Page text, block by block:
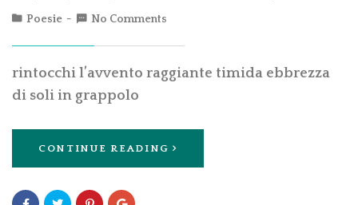
Poesie No Comments
rintocchi l’avvento raggiante timida ebbrezza
di soli in grappolo
CONTINUE READING